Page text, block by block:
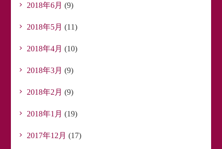
2018年6月 (9)
2018年5月 (11)
2018年4月 (10)
2018年3月 (9)
2018年2月 (9)
2018年1月 (19)
2017年12月 (17)